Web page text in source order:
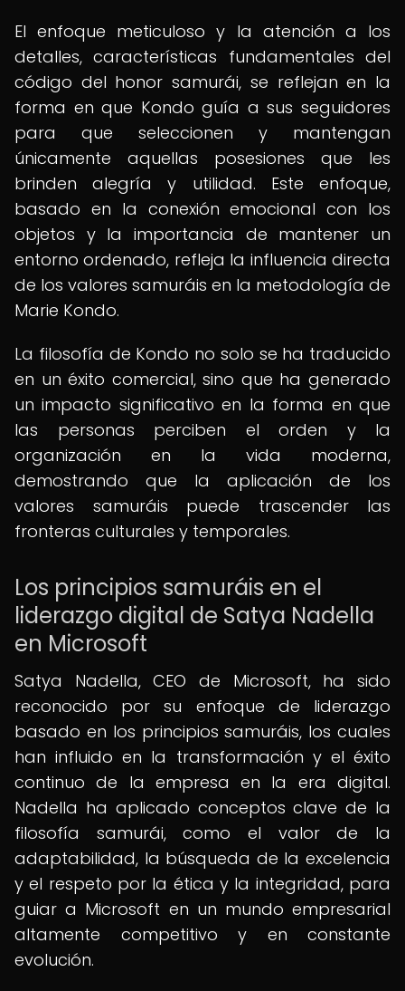
El enfoque meticuloso y la atención a los
detalles, características fundamentales del
código del honor samurái, se reflejan en la
forma en que Kondo guía a sus seguidores
para que seleccionen y mantengan
únicamente aquellas posesiones que les
brinden alegría y utilidad. Este enfoque,
basado en la conexión emocional con los
objetos y la importancia de mantener un
entorno ordenado, refleja la influencia directa
de los valores samuráis en la metodología de
Marie Kondo.
La filosofía de Kondo no solo se ha traducido
en un éxito comercial, sino que ha generado
un impacto significativo en la forma en que
las personas perciben el orden y la
organización en la vida moderna,
demostrando que la aplicación de los
valores samuráis puede trascender las
fronteras culturales y temporales.
Los principios samuráis en el
liderazgo digital de Satya Nadella
en Microsoft
Satya Nadella, CEO de Microsoft, ha sido
reconocido por su enfoque de liderazgo
basado en los principios samuráis, los cuales
han influido en la transformación y el éxito
continuo de la empresa en la era digital.
Nadella ha aplicado conceptos clave de la
filosofía samurái, como el valor de la
adaptabilidad, la búsqueda de la excelencia
y el respeto por la ética y la integridad, para
guiar a Microsoft en un mundo empresarial
altamente competitivo y en constante
evolución.